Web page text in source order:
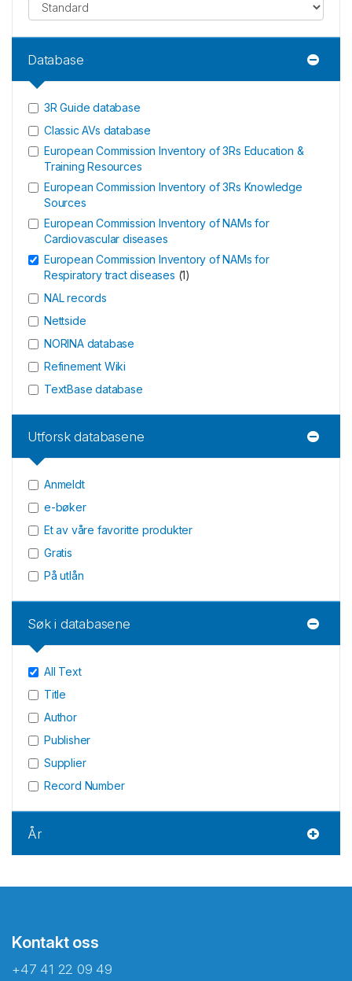
Database
3R Guide database
Classic AVs database
European Commission Inventory of 3Rs Education &
Training Resources
European Commission Inventory of 3Rs Knowledge
Sources
European Commission Inventory of NAMs for
Cardiovascular diseases
European Commission Inventory of NAMs for
Respiratory tract diseases (1)
NAL records
Nettside
NORINA database
Refinement Wiki
TextBase database
Utforsk databasene
Anmeldt
e-bøker
Et av våre favoritte produkter
Gratis
På utlån
Søk i databasene
All Text
Title
Author
Publisher
Supplier
Record Number
År
Kontakt oss
+47 41 22 09 49